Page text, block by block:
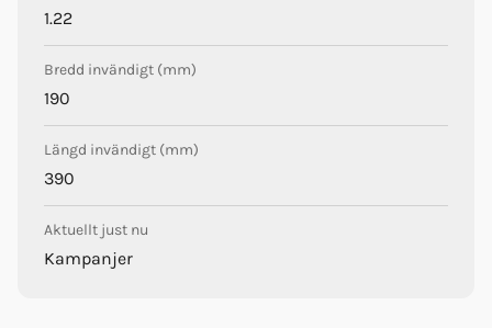
1.22
Bredd invändigt (mm)
190
Längd invändigt (mm)
390
Aktuellt just nu
Kampanjer